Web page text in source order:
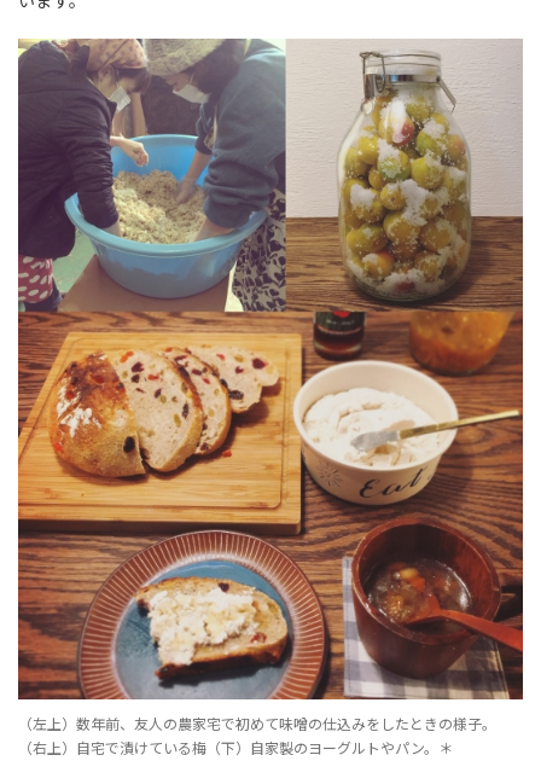
（左上）数年前、友人の農家宅で初めて味噌の仕込みをしたときの様子。
（右上）自宅で漬けている梅（下）自家製のヨーグルトやパン。＊